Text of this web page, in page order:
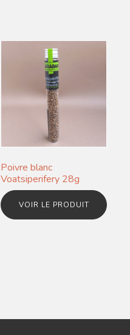
Poivre blanc
Voatsiperifery 28g
VOIR LE PRODUIT